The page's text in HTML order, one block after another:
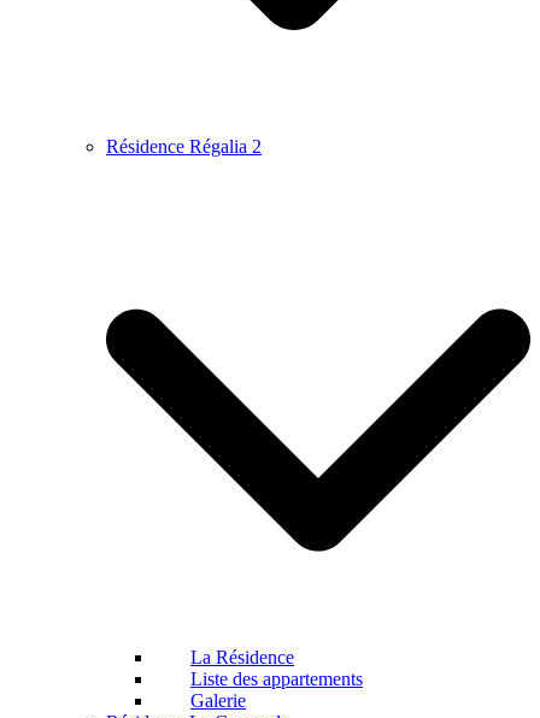
Résidence Régalia 2
La Résidence
Liste des appartements
Galerie